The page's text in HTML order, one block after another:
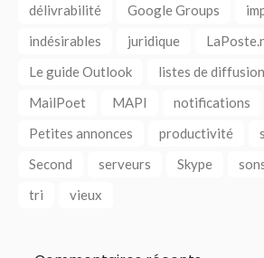
délivrabilité
Google Groups
indésirables
juridique
Le guide Outlook
listes de diffusion
MailPoet
MAPI notifications
Petites annonces
productivité
Second
serveurs Skype
tri
vieux